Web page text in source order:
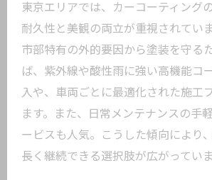
葛飾区で注目されるカー
特徴
施工後のメンテナンスも簡単に
ング
カーコーティング後の洗車
由
東京エリアでは、カーコーティング
耐久性と美観の両立が重視されてい
市部特有の外的要因から塗装を守る
ば、紫外線や酸性雨に強い高機能コ
入や、車両ごとに最適化された施工
ます。また、日常メンテナンスの手
ービスも人気。こうした傾向により
長く継続できる選択肢が広がっていま